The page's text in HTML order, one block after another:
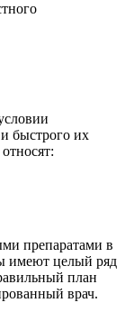
быстрого их
препаратами в
имеют целый ряд
план
врач.